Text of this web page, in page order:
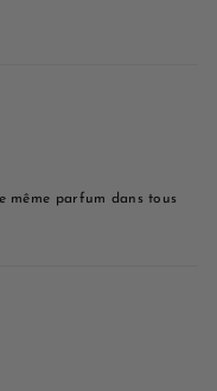
même parfum dans tous